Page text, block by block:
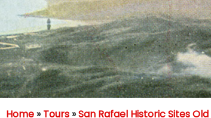
Home»Tours»San Rafael Historic Sites Old